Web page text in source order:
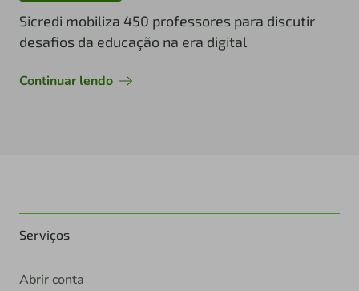
Sicredi mobiliza 450 professores para discutir
desafios da educação na era digital
Continuar lendo
Serviços
Abrir conta